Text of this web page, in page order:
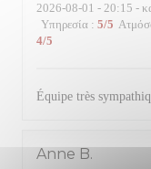
2026-08-01 - 20:15 -
Υπηρεσία : 5/5
4/5
Équipe très
Anne B